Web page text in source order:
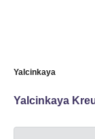
Yalcinkaya
Yalcinkaya